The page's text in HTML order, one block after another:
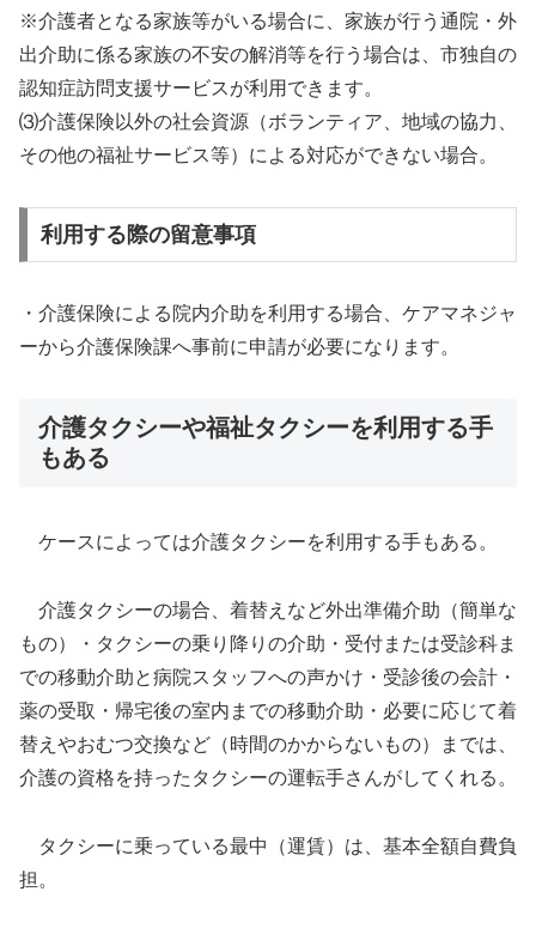
※介護者となる家族等がいる場合に、家族が行う通院・外
出介助に係る家族の不安の解消等を行う場合は、市独自の
認知症訪問支援サービスが利用できます。
⑶介護保険以外の社会資源（ボランティア、地域の協力、
その他の福祉サービス等）による対応ができない場合。
利用する際の留意事項
・介護保険による院内介助を利用する場合、ケアマネジャ
ーから介護保険課へ事前に申請が必要になります。
介護タクシーや福祉タクシーを利用する手
もある
ケースによっては介護タクシーを利用する手もある。
介護タクシーの場合、着替えなど外出準備介助（簡単な
もの）・タクシーの乗り降りの介助・受付または受診科ま
での移動介助と病院スタッフへの声かけ・受診後の会計・
薬の受取・帰宅後の室内までの移動介助・必要に応じて着
替えやおむつ交換など（時間のかからないもの）までは、
介護の資格を持ったタクシーの運転手さんがしてくれる。
タクシーに乗っている最中（運賃）は、基本全額自費負
担。